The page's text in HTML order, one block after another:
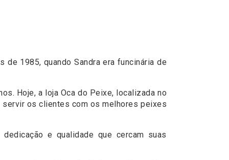
1985, quando Sandra era funcinária de
Hoje, a loja Oca do Peixe, localizada no
servir os clientes com os melhores peixes
e qualidade que cercam suas